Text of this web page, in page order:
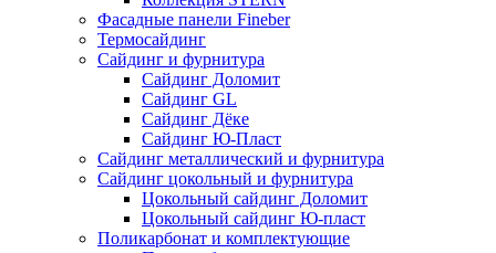
Фасадные панели Fineber
Термосайдинг
Сайдинг и фурнитура
Сайдинг Доломит
Сайдинг GL
Сайдинг Дёке
Сайдинг Ю-Пласт
Сайдинг металлический и фурнитура
Сайдинг цокольный и фурнитура
Цокольный сайдинг Доломит
Цокольный сайдинг Ю-пласт
Поликарбонат и комплектующие